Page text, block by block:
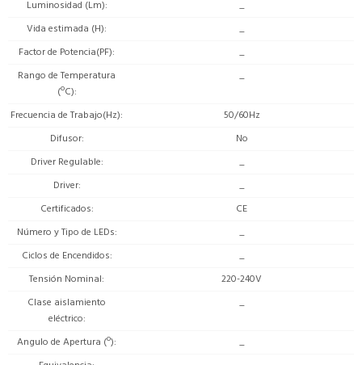
Luminosidad (Lm)
_
Vida estimada (H)
_
Factor de Potencia(PF)
_
Rango de Temperatura
(ºC)
_
Frecuencia de Trabajo(Hz)
50/60Hz
Difusor
No
Driver Regulable
_
Driver
_
Certificados
CE
Número y Tipo de LEDs
_
Ciclos de Encendidos
_
Tensión Nominal
220-240V
Clase aislamiento
eléctrico
_
Angulo de Apertura (º)
_